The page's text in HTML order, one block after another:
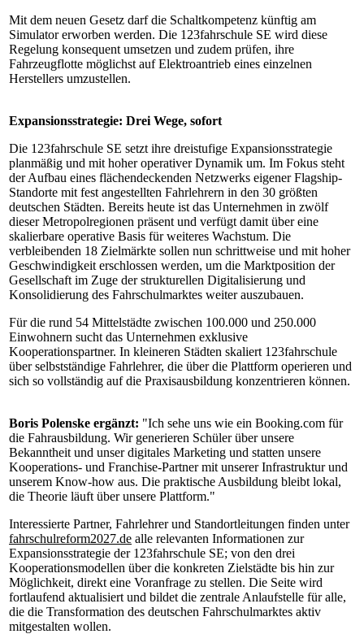
Mit dem neuen Gesetz darf die Schaltkompetenz künftig am
Simulator erworben werden. Die 123fahrschule SE wird diese
Regelung konsequent umsetzen und zudem prüfen, ihre
Fahrzeugflotte möglichst auf Elektroantrieb eines einzelnen
Herstellers umzustellen.
Expansionsstrategie: Drei Wege, sofort
Die 123fahrschule SE setzt ihre dreistufige Expansionsstrategie
planmäßig und mit hoher operativer Dynamik um. Im Fokus steht
der Aufbau eines flächendeckenden Netzwerks eigener Flagship-
Standorte mit fest angestellten Fahrlehrern in den 30 größten
deutschen Städten. Bereits heute ist das Unternehmen in zwölf
dieser Metropolregionen präsent und verfügt damit über eine
skalierbare operative Basis für weiteres Wachstum. Die
verbleibenden 18 Zielmärkte sollen nun schrittweise und mit hoher
Geschwindigkeit erschlossen werden, um die Marktposition der
Gesellschaft im Zuge der strukturellen Digitalisierung und
Konsolidierung des Fahrschulmarktes weiter auszubauen.
Für die rund 54 Mittelstädte zwischen 100.000 und 250.000
Einwohnern sucht das Unternehmen exklusive
Kooperationspartner. In kleineren Städten skaliert 123fahrschule
über selbstständige Fahrlehrer, die über die Plattform operieren und
sich so vollständig auf die Praxisausbildung konzentrieren können.
Boris Polenske ergänzt: "Ich sehe uns wie ein Booking.com für
die Fahrausbildung. Wir generieren Schüler über unsere
Bekanntheit und unser digitales Marketing und statten unsere
Kooperations- und Franchise-Partner mit unserer Infrastruktur und
unserem Know-how aus. Die praktische Ausbildung bleibt lokal,
die Theorie läuft über unsere Plattform."
Interessierte Partner, Fahrlehrer und Standortleitungen finden unter
fahrschulreform2027.de alle relevanten Informationen zur
Expansionsstrategie der 123fahrschule SE; von den drei
Kooperationsmodellen über die konkreten Zielstädte bis hin zur
Möglichkeit, direkt eine Voranfrage zu stellen. Die Seite wird
fortlaufend aktualisiert und bildet die zentrale Anlaufstelle für alle,
die die Transformation des deutschen Fahrschulmarktes aktiv
mitgestalten wollen.